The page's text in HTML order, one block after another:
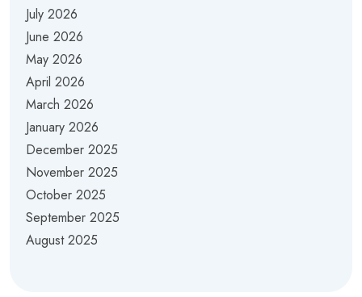
July 2026
June 2026
May 2026
April 2026
March 2026
January 2026
December 2025
November 2025
October 2025
September 2025
August 2025